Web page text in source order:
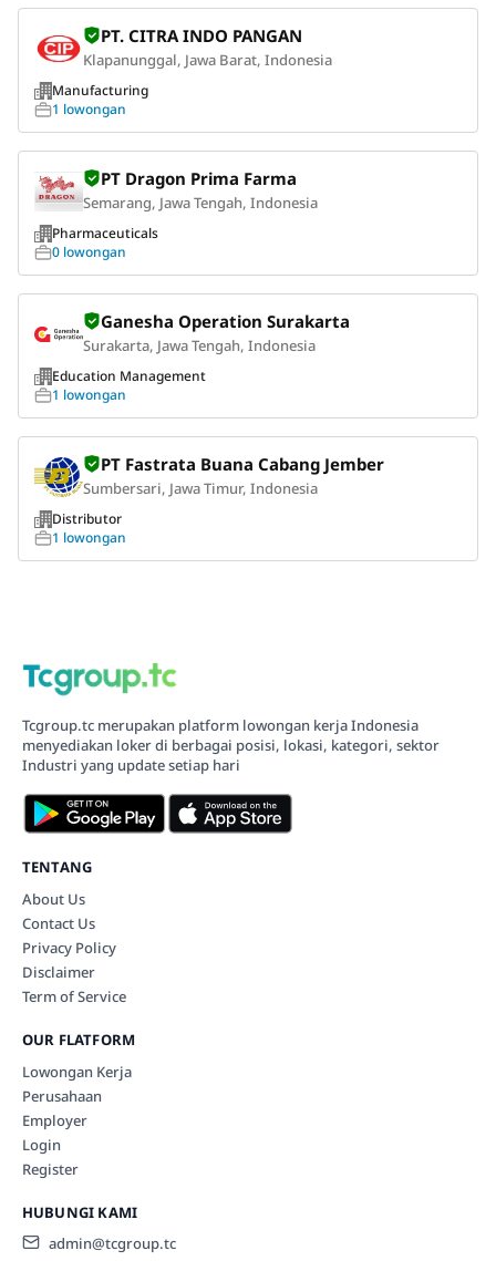
PT. CITRA INDO PANGAN
Klapanunggal, Jawa Barat, Indonesia
Manufacturing
1 lowongan
PT Dragon Prima Farma
Semarang, Jawa Tengah, Indonesia
Pharmaceuticals
0 lowongan
Ganesha Operation Surakarta
Surakarta, Jawa Tengah, Indonesia
Education Management
1 lowongan
PT Fastrata Buana Cabang Jember
Sumbersari, Jawa Timur, Indonesia
Distributor
1 lowongan
Tcgroup.tc merupakan platform lowongan kerja Indonesia
menyediakan loker di berbagai posisi, lokasi, kategori, sektor
Industri yang update setiap hari
TENTANG
About Us
Contact Us
Privacy Policy
Disclaimer
Term of Service
OUR FLATFORM
Lowongan Kerja
Perusahaan
Employer
Login
Register
HUBUNGI KAMI
admin@tcgroup.tc